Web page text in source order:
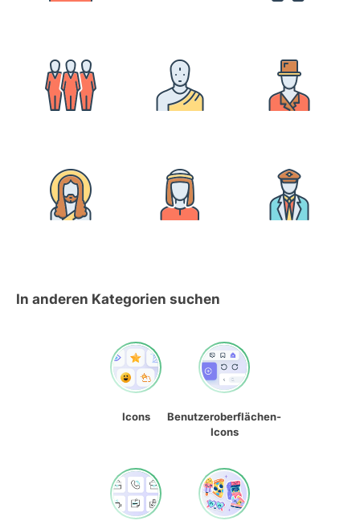
In anderen Kategorien suchen
Icons
Benutzeroberflächen-
Icons